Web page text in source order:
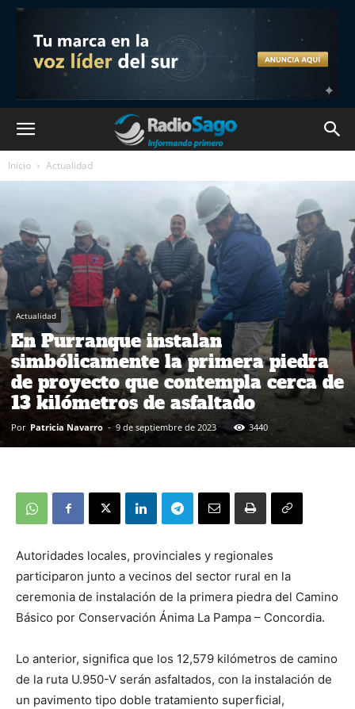
Inicio Actualidad
Actualidad
En Purranque instalan
simbólicamente la primera piedra
de proyecto que contempla cerca de
13 kilómetros de asfaltado
Por Patricia Navarro - 9 de septiembre de 2023 3440
Autoridades locales, provinciales y regionales
participaron junto a vecinos del sector rural en la
ceremonia de instalación de la primera piedra del Camino
Básico por Conservación Ánima La Pampa – Concordia.
Lo anterior, significa que los 12,579 kilómetros de camino
de la ruta U.950-V serán asfaltados, con la instalación de
un pavimento tipo doble tratamiento superficial,